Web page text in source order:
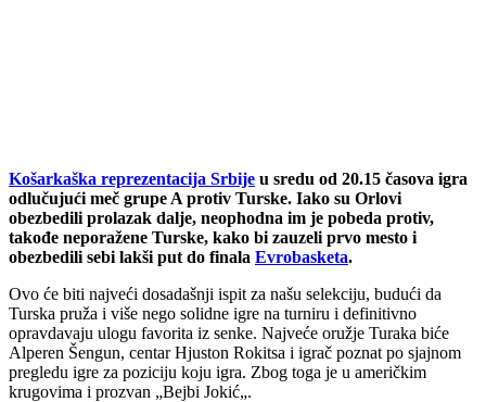
Košarkaška reprezentacija Srbije u sredu od 20.15 časova igra
odlučujući meč grupe A protiv Turske. Iako su Orlovi
obezbedili prolazak dalje, neophodna im je pobeda protiv,
takođe neporažene Turske, kako bi zauzeli prvo mesto i
obezbedili sebi lakši put do finala Evrobasketa.
Ovo će biti najveći dosadašnji ispit za našu selekciju, budući da
Turska pruža i više nego solidne igre na turniru i definitivno
opravdavaju ulogu favorita iz senke. Najveće oružje Turaka biće
Alperen Šengun, centar Hjuston Rokitsa i igrač poznat po sjajnom
pregledu igre za poziciju koju igra. Zbog toga je u američkim
krugovima i prozvan „Bejbi Jokić„.